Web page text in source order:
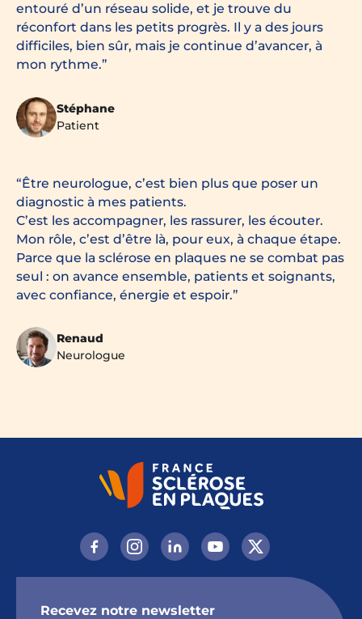
entouré d’un réseau solide, et je trouve du
réconfort dans les petits progrès. Il y a des jours
difficiles, bien sûr, mais je continue d’avancer, à
mon rythme.
Stéphane
Patient
Être neurologue, c’est bien plus que poser un
diagnostic à mes patients.
C’est les accompagner, les rassurer, les écouter.
Mon rôle, c’est d’être là, pour eux, à chaque étape.
Parce que la sclérose en plaques ne se combat pas
seul : on avance ensemble, patients et soignants,
avec confiance, énergie et espoir.
Renaud
Neurologue
Recevez notre newsletter